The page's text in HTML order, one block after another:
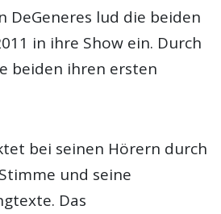
DeGeneres lud die beiden
in ihre Show ein. Durch
beiden ihren ersten
bei seinen Hörern durch
und seine
Das